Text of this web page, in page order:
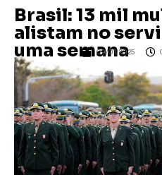
Brasil: 13 mil
alistam no
uma semana
09/01/2025